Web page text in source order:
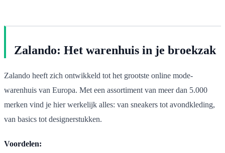
Zalando: Het warenhuis in je broekzak
Zalando heeft zich ontwikkeld tot het grootste online mode-
warenhuis van Europa. Met een assortiment van meer dan 5.000
merken vind je hier werkelijk alles: van sneakers tot avondkleding,
van basics tot designerstukken.
Voordelen: